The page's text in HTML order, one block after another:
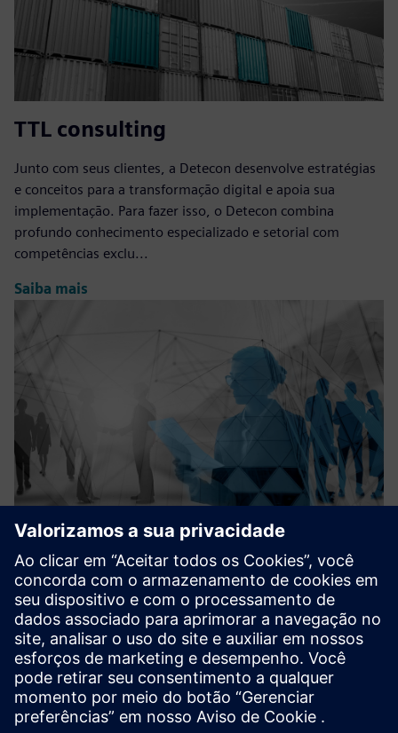
TTL consulting
Junto com seus clientes, a Detecon desenvolve estratégias
e conceitos para a transformação digital e apoia sua
implementação. Para fazer isso, o Detecon combina
profundo conhecimento especializado e setorial com
competências exclu...
Saiba mais
Public sector consulting
Detecon aconselha os responsáveis pela transformação
digital sobre como superar os desafios do valor comercial e
da excelência tecnológica. O Detecon acompanha e apoia
você desenvolvendo estratégias de digitalização,
planejando su...
Saiba mais